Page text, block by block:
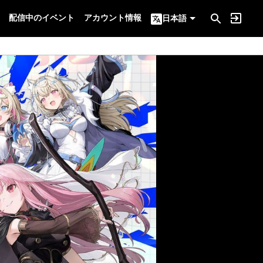
配信中のイベント アカウント情報 日本語